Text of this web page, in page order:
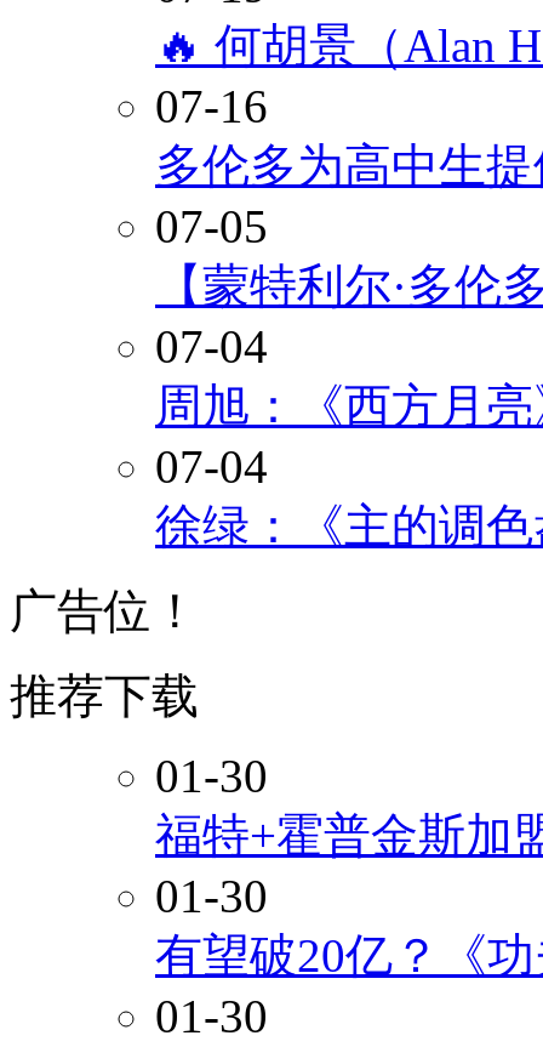
🔥 何胡景（Alan
07-16
多伦多为高中生
07-05
【蒙特利尔·多伦
07-04
周旭：《西方月
07-04
徐绿：《主的调
广告位！
推荐下载
01-30
福特+霍普金斯加
01-30
有望破20亿？《
01-30